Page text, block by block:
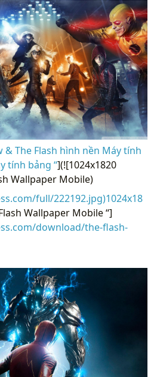
& The Flash hình nền Máy tính
tính bảng “](![1024x1820
Wallpaper Mobile)
full/222192.jpg)1024x18
Wallpaper Mobile “]
download/the-flash-